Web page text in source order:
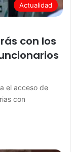
Actualidad
con los
el acceso de
con